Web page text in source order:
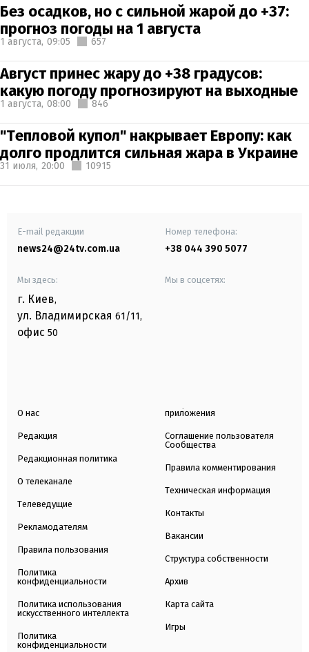
Без осадков, но с сильной жарой до +37:
прогноз погоды на 1 августа
1 августа, 09:05 657
Август принес жару до +38 градусов:
какую погоду прогнозируют на выходные
1 августа, 08:00 846
"Тепловой купол" накрывает Европу: как
долго продлится сильная жара в Украине
31 июля, 20:00 10915
E-mail редакции
news24@24tv.com.ua
Номер телефона:
+38 044 390 5077
Мы здесь:
г. Киев,
ул. Владимирская 61/11,
офис 50
Мы в соцсетях:
О нас
Редакция
Редакционная политика
О телеканале
Телеведущие
Рекламодателям
Правила пользования
Политика
конфиденциальности
Политика использования
искусственного интеллекта
Политика
конфиденциальности
приложения
Соглашение пользователя
Сообщества
Правила комментирования
Техническая информация
Контакты
Вакансии
Структура собственности
Архив
Карта сайта
Игры